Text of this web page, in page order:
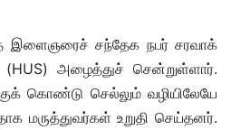
இளைஞரைச் சந்தேக நபர் சரவாக்
அழைத்துச் சென்றுள்ளார்.
கொண்டு செல்லும் வழியிலேயே
மருத்துவர்கள் உறுதி செய்தனர்.